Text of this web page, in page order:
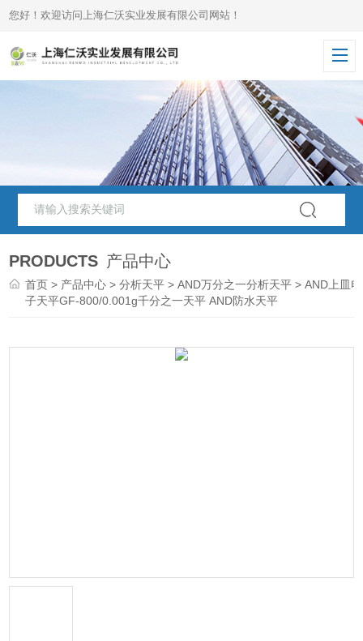
您好！欢迎访问上海仁沃实业发展有限公司网站！
PRODUCTS 产品中心
首页 > 产品中心 >分析天平 >AND万分之一分析天平 > AND上皿电
子天平GF-800/0.001g千分之一天平 AND防水天平